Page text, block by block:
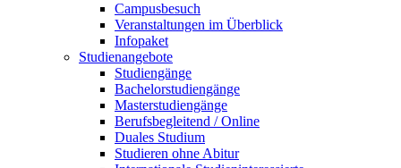
Campusbesuch
Veranstaltungen im Überblick
Infopaket
Studienangebote
Studiengänge
Bachelorstudiengänge
Masterstudiengänge
Berufsbegleitend / Online
Duales Studium
Studieren ohne Abitur